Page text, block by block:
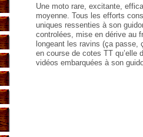
Une moto rare, excitante,
moyenne. Tous les efforts
uniques ressenties à son
controlées, mise en dérive au
longeant les ravins (ça passe,
en course de cotes TT qu’elle
vidéos embarquées à son